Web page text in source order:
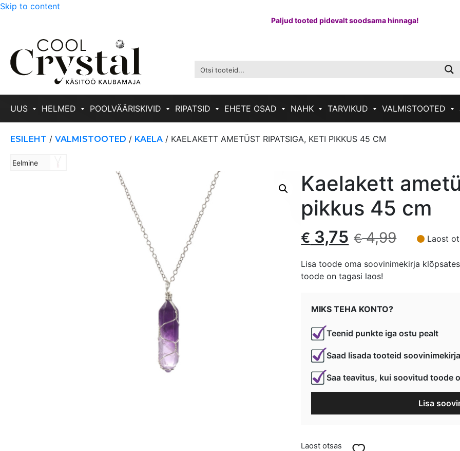
Skip to content
Paljud tooted pidevalt soodsama hinnaga!
UUS HELMED POOLVÄÄRISKIVID RIPATSID EHETE OSAD NAHK TARVIKUD VALMISTOOTED
ESILEHT / VALMISTOOTED / KAELA / KAELAKETT AMETÜST RIPATSIGA, KETI PIKKUS 45 CM
Eelmine
Kaelakett
pikkus 45 cm
€4,99
Algne
hind
oli:
€ 4,99.
€ 3,75
Current
price
is:
€ 3,75.
Laost
Lisa toode oma soovinimekirja
toode on tagasi laos!
MIKS TEHA KONTO?
Teenid punkte iga ostu pealt
Saad lisada tooteid
Saa teavitus, kui soovitud toode
Lisa
Laost otsas